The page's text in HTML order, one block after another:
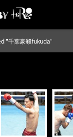
"千葉豪毅fukuda"